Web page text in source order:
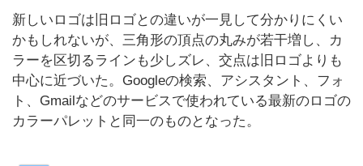
新しいロゴは旧ロゴとの違いが一見して分かりにくい
かもしれないが、三角形の頂点の丸みが若干増し、カ
ラーを区切るラインも少しズレ、交点は旧ロゴよりも
中心に近づいた。Googleの検索、アシスタント、フォ
ト、Gmailなどのサービスで使われている最新のロゴの
カラーパレットと同一のものとなった。